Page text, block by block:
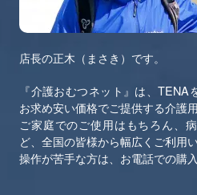
店長の正木（まさき）です。
『介護おむつネット』は、
お求め安い価格でご提供する介護
ご家庭でのご使用はもちろん、
ど、全国の皆様から幅広くご利用
操作が苦手な方は、お電話での購